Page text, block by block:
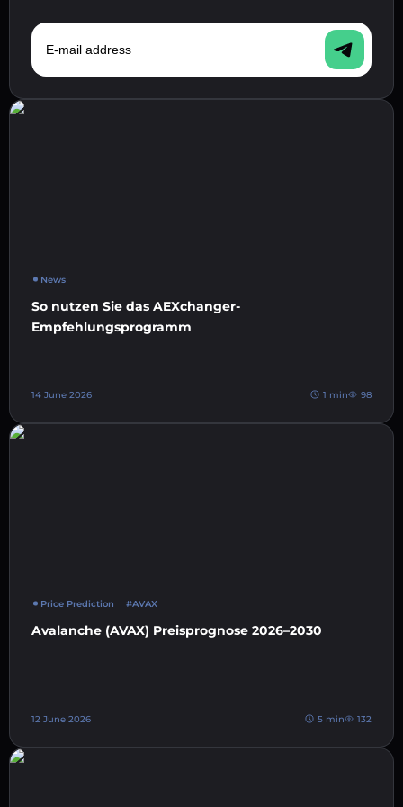
E-mail address
News
So nutzen Sie das AEXchanger-
Empfehlungsprogramm
14 June 2026 1 min 98
Price Prediction #AVAX
Avalanche (AVAX) Preisprognose 2026–2030
12 June 2026 5 min 132